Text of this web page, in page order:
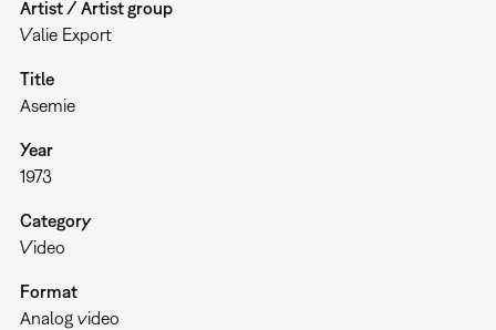
Artist / Artist group
Valie Export
Title
Asemie
Year
1973
Category
Video
Format
Analog video